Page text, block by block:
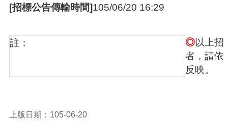
[招標公告傳輸時間]105/06/20 16:29
註： ◎以上招
者，請依
反映。
上版日期：105-06-20